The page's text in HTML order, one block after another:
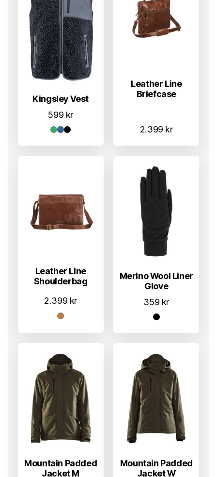
Kingsley Vest
599 kr
Leather Line
Briefcase
2.399 kr
Leather Line
Shoulderbag
2.399 kr
Merino Wool Liner
Glove
359 kr
Mountain Padded
Jacket M
Mountain Padded
Jacket W